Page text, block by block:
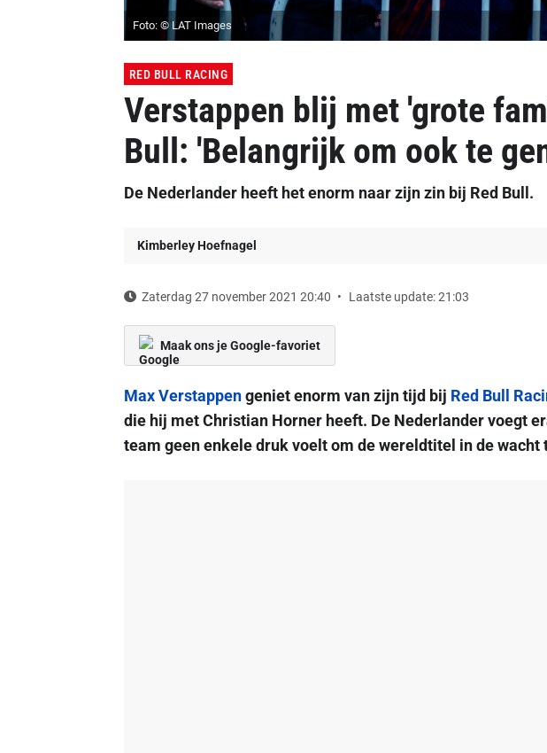
Foto: © LAT Images
RED BULL RACING
Verstappen blij met 'grote
Bull: 'Belangrijk om ook te
De Nederlander heeft het enorm naar zijn zin bij Red Bull.
Kimberley Hoefnagel
Zaterdag 27 november 2021 20:40 Laatste update: 21:03
Maak ons je Google-favoriet
Max Verstappengeniet enorm van zijn tijd bij Red Bull
die hij met Christian Horner heeft. De Nederlander voegt
team geen enkele druk voelt om de wereldtitel in de wacht